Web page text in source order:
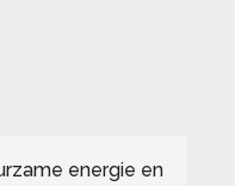
energie en